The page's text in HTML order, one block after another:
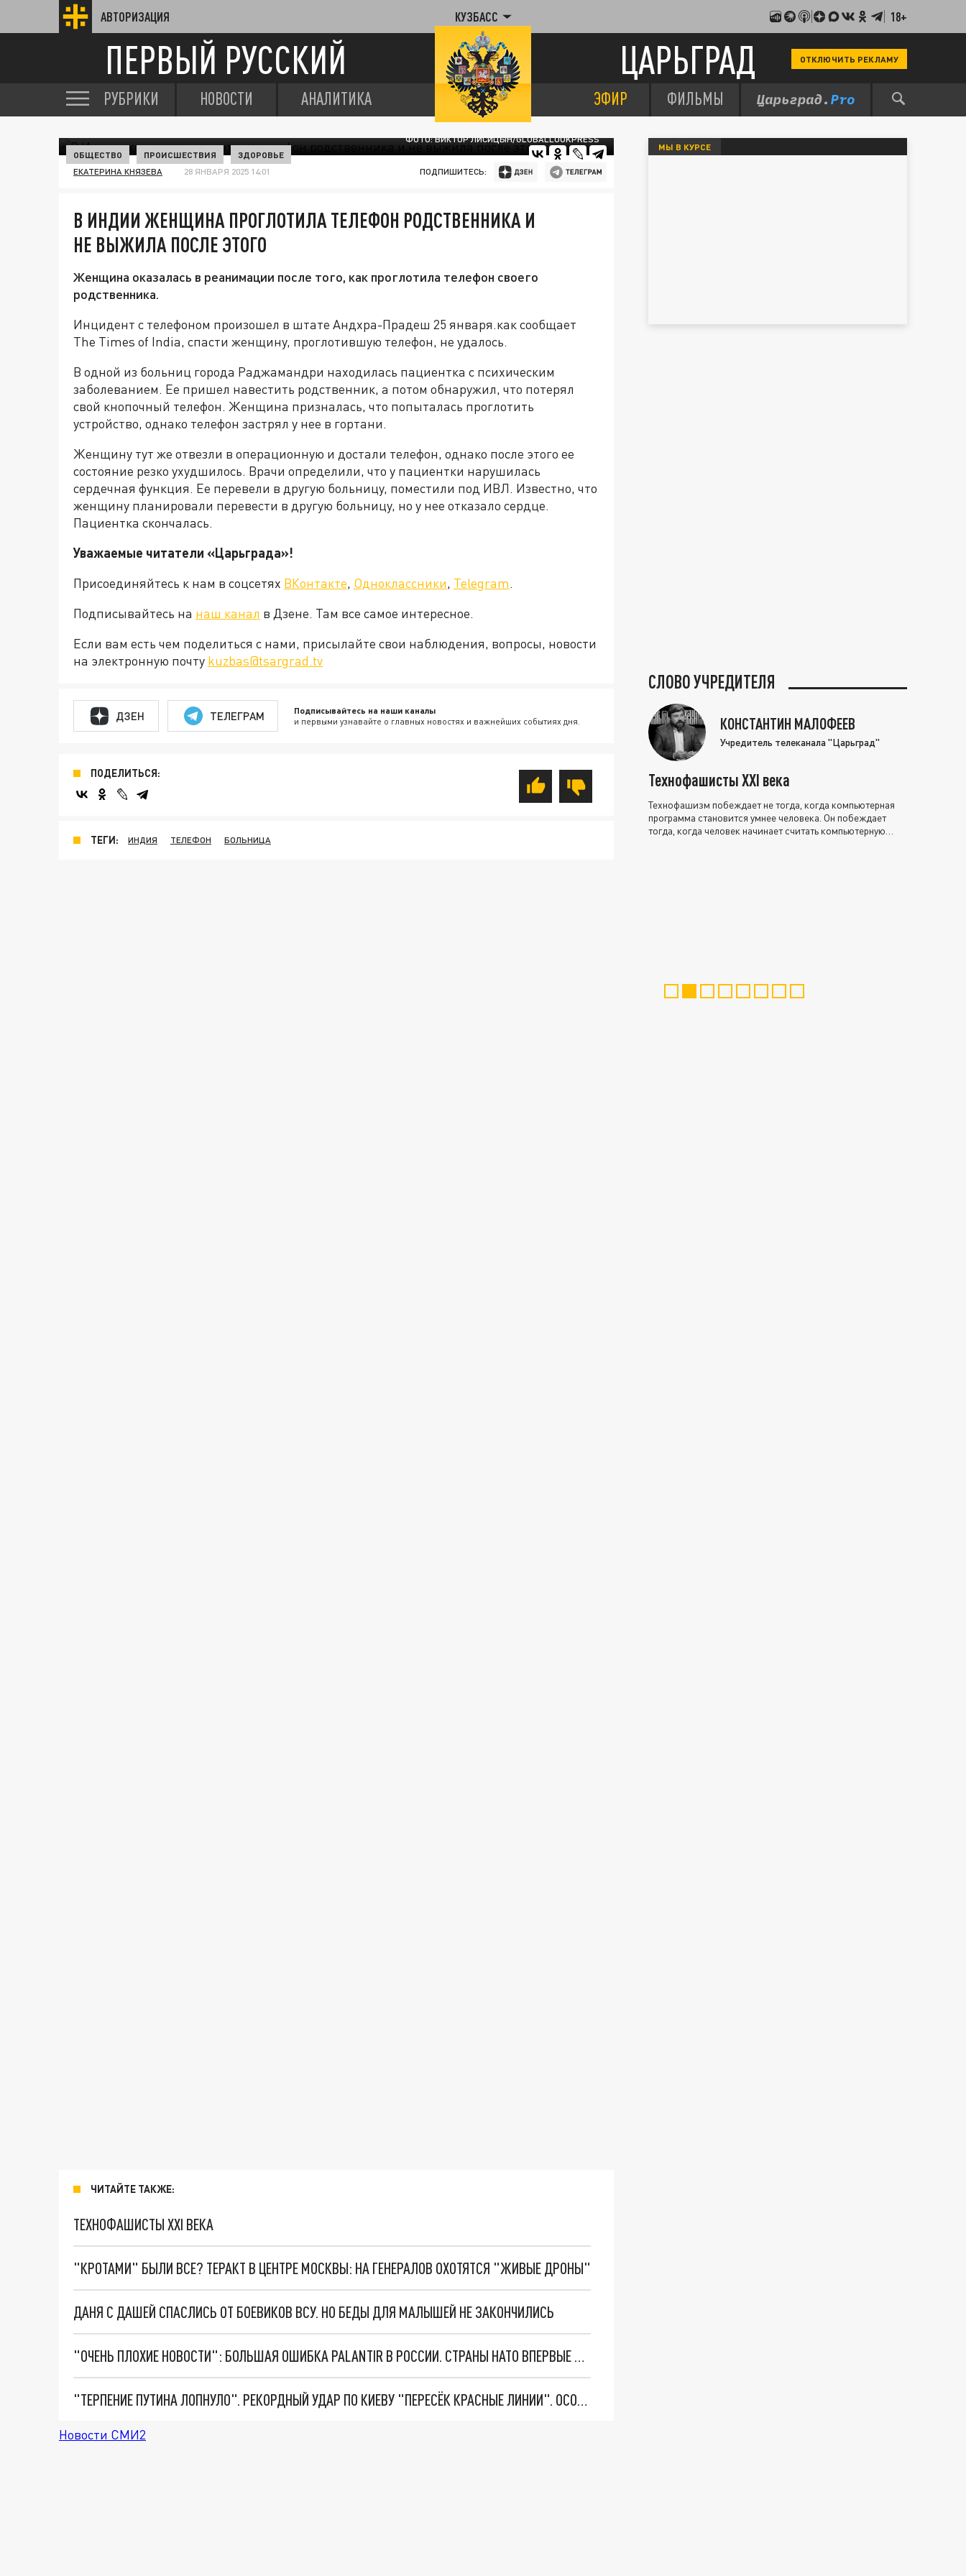
АВТОРИЗАЦИЯ КУЗБАСС 18+
ПЕРВЫЙ РУССКИЙ ЦАРЬГРАД ОТКЛЮЧИТЬ РЕКЛАМУ
РУБРИКИ НОВОСТИ АНАЛИТИКА ЭФИР ФИЛЬМЫ
ФОТО: ВИКТОР ЛИСИЦЫН/GLOBALLOOKPRESS
ОБЩЕСТВО ПРОИСШЕСТВИЯ ЗДОРОВЬЕ
ЕКАТЕРИНА КНЯЗЕВА 28 ЯНВАРЯ 2025 14:01 ПОДПИШИТЕСЬ:
В ИНДИИ ЖЕНЩИНА ПРОГЛОТИЛА ТЕЛЕФОН РОДСТВЕННИКА И
НЕ ВЫЖИЛА ПОСЛЕ ЭТОГО
Женщина оказалась в реанимации после того, как проглотила телефон своего
родственника.
Инцидент с телефоном произошел в штате Андхра-Прадеш 25 января.как сообщает
The Times of India, спасти женщину, проглотившую телефон, не удалось.
В одной из больниц города Раджамандри находилась пациентка с психическим
заболеванием. Ее пришел навестить родственник, а потом обнаружил, что потерял
свой кнопочный телефон. Женщина призналась, что попыталась проглотить
устройство, однако телефон застрял у нее в гортани.
Женщину тут же отвезли в операционную и достали телефон, однако после этого ее
состояние резко ухудшилось. Врачи определили, что у пациентки нарушилась
сердечная функция. Ее перевели в другую больницу, поместили под ИВЛ. Известно, что
женщину планировали перевести в другую больницу, но у нее отказало сердце.
Пациентка скончалась.
Уважаемые читатели «Царьграда»!
Присоединяйтесь к нам в соцсетях ВКонтакте, Одноклассники, Telegram.
Подписывайтесь на наш канал в Дзене. Там все самое интересное.
Если вам есть чем поделиться с нами, присылайте свои наблюдения, вопросы, новости
на электронную почту kuzbas@tsargrad.tv
ДЗЕН ТЕЛЕГРАМ Подписывайтесь на наши каналы
и первыми узнавайте о главных новостях и важнейших событиях дня.
ПОДЕЛИТЬСЯ:
ТЕГИ: ИНДИЯ ТЕЛЕФОН БОЛЬНИЦА
ЧИТАЙТЕ ТАКЖЕ:
ТЕХНОФАШИСТЫ XXI ВЕКА
"КРОТАМИ" БЫЛИ ВСЕ? ТЕРАКТ В ЦЕНТРЕ МОСКВЫ: НА ГЕНЕРАЛОВ ОХОТЯТСЯ "ЖИВЫЕ ДРОНЫ"
ДАНЯ С ДАШЕЙ СПАСЛИСЬ ОТ БОЕВИКОВ ВСУ. НО БЕДЫ ДЛЯ МАЛЫШЕЙ НЕ ЗАКОНЧИЛИСЬ
"ОЧЕНЬ ПЛОХИЕ НОВОСТИ": БОЛЬШАЯ ОШИБКА PALANTIR В РОССИИ. СТРАНЫ НАТО ВПЕРВЫЕ ЗА СВО ОСТАНОВИЛИ ПОСТАВКИ ОРУЖИЯ. ВСУ ТЕРЯЮТ ПРИГРАНИЧЬЕ?
"ТЕРПЕНИЕ ПУТИНА ЛОПНУЛО". РЕКОРДНЫЙ УДАР ПО КИЕВУ "ПЕРЕСЁК КРАСНЫЕ ЛИНИИ". ОСОБЫЕ СПЕЦЫ КНДР НА ЛБС? ТАЙНЫЕ ПЕРЕГОВОРЫ ЕВРОПЫ И МОСКВЫ
Новости СМИ2
МЫ В КУРСЕ
СЛОВО УЧРЕДИТЕЛЯ
КОНСТАНТИН МАЛОФЕЕВ
Учредитель телеканала "Царьград"
Технофашисты XXI века
Технофашизм побеждает не тогда, когда компьютерная
программа становится умнее человека. Он побеждает
тогда, когда человек начинает считать компьютерную